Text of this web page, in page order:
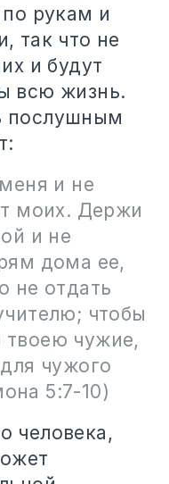
рукам и
так что не
и будут
всю жизнь.
послушным
и не
моих. Держи
и не
дома ее,
не отдать
чтобы
чужие,
чужого
5:7-10)
человека,